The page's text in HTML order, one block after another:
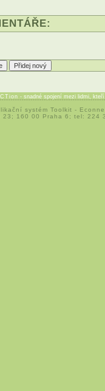
- snadné spojení mezi lidmi,
systém Toolkit -
23; 160 00 Praha 6; tel: 224